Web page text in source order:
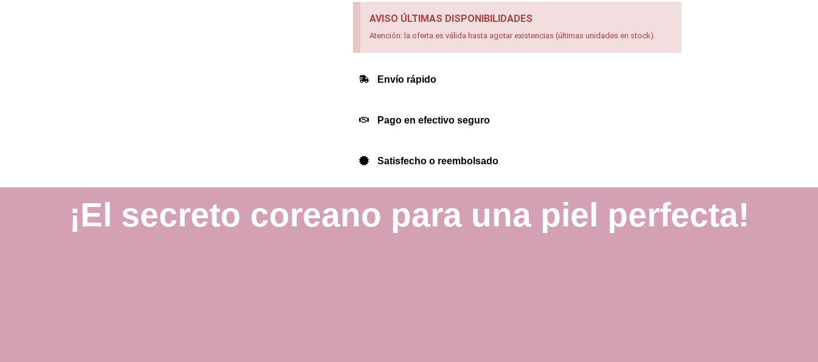
AVISO ÚLTIMAS DISPONIBILIDADES
Atención: la oferta es válida hasta agotar existencias (últimas unidades en stock).
Envío rápido
Pago en efectivo seguro
Satisfecho o reembolsado
¡El secreto coreano para una piel perfecta!